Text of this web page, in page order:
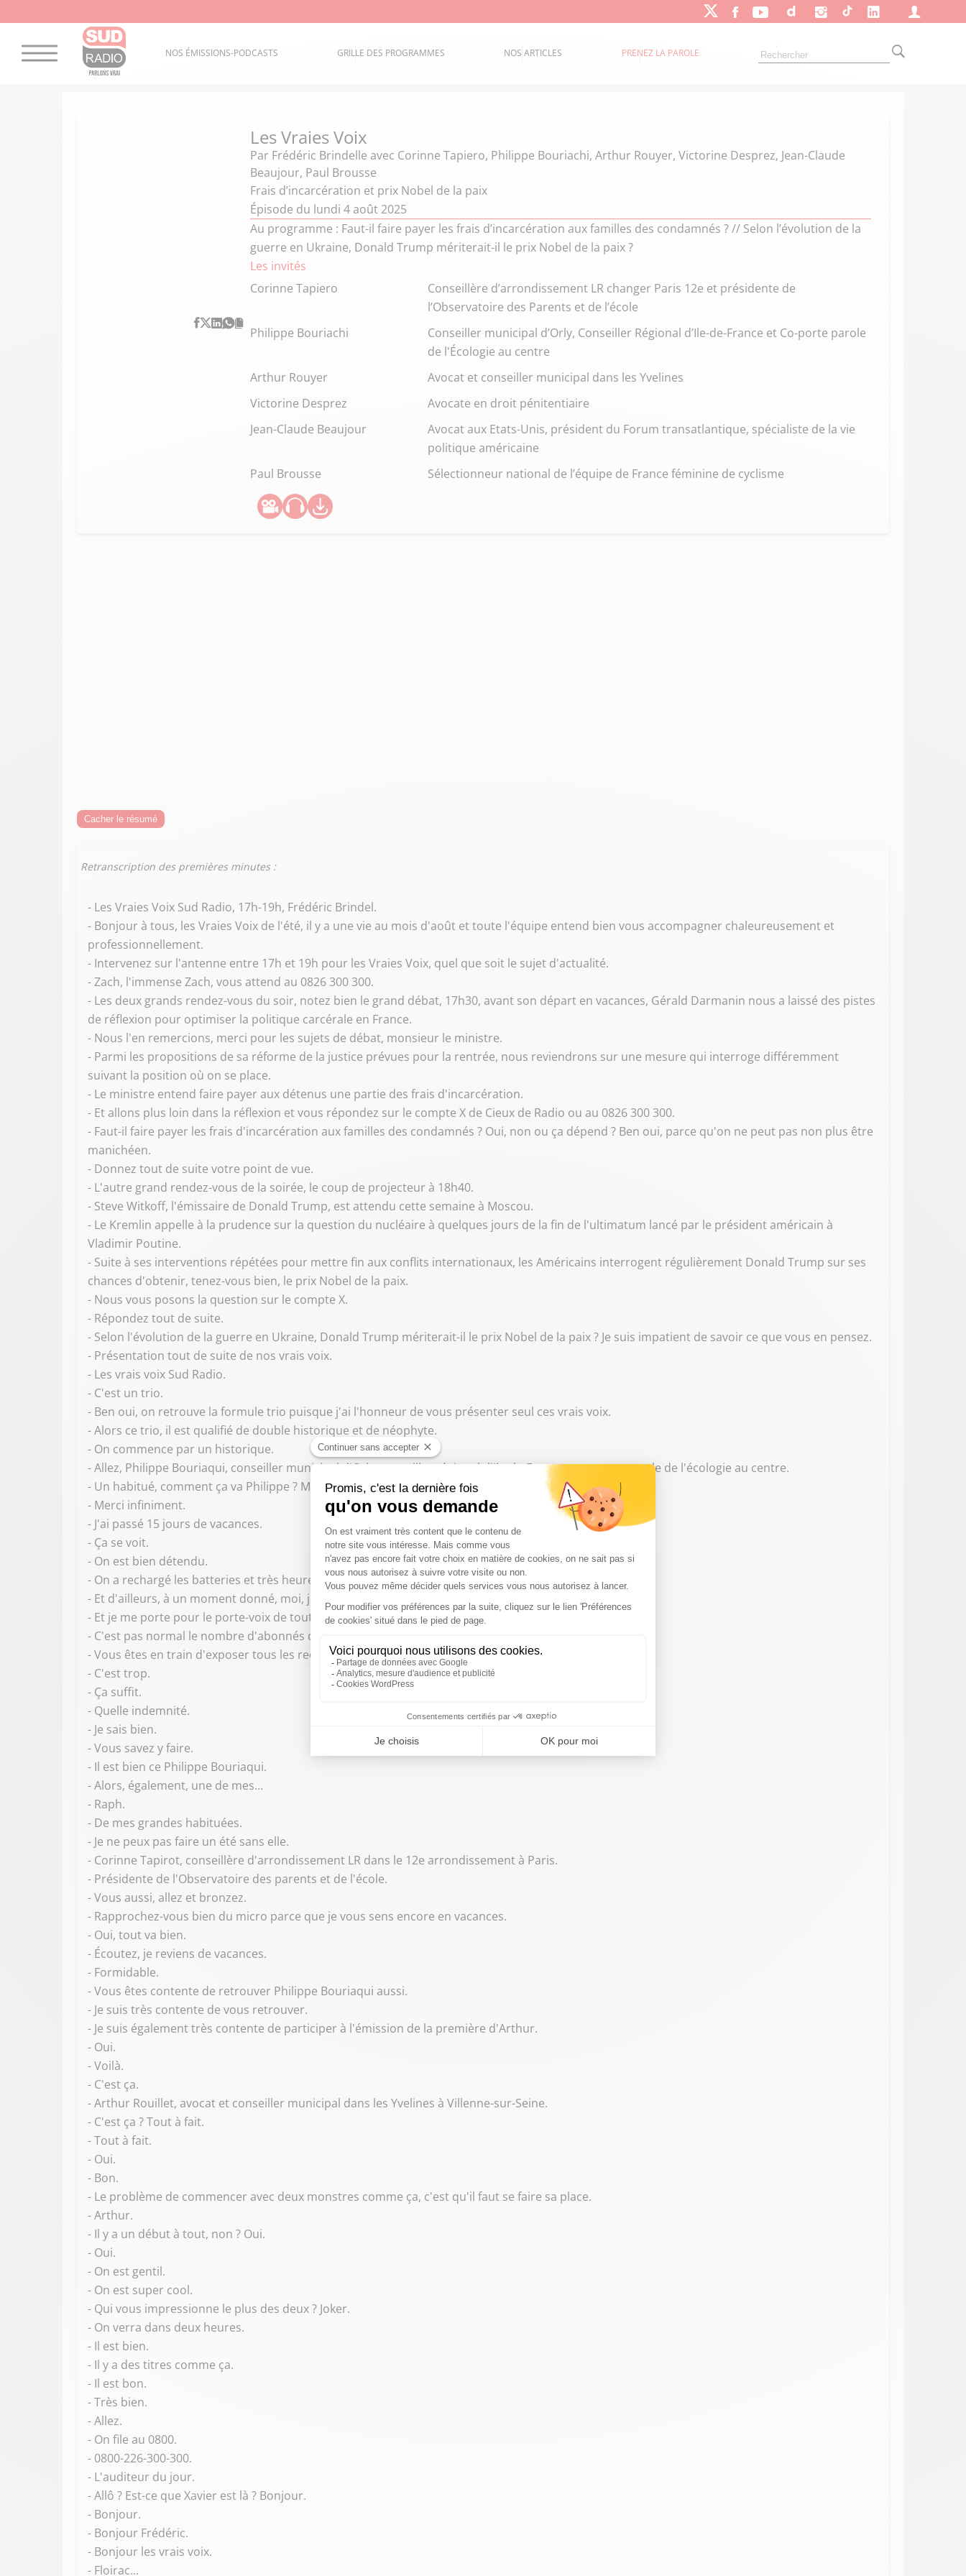
NOS ÉMISSIONS-PODCASTS GRILLE DES PROGRAMMES NOS ARTICLES PRENEZ LA PAROLE
Les Vraies Voix
Par Frédéric Brindelle avec Corinne Tapiero, Philippe Bouriachi, Arthur Rouyer, Victorine Desprez, Jean-Claude
Beaujour, Paul Brousse
Frais d’incarcération et prix Nobel de la paix
Épisode du lundi 4 août 2025
Au programme : Faut-il faire payer les frais d’incarcération aux familles des condamnés ? // Selon l’évolution de la
guerre en Ukraine, Donald Trump mériterait-il le prix Nobel de la paix ?
Les invités
Corinne Tapiero
Conseillère d’arrondissement LR changer Paris 12e et présidente de
l’Observatoire des Parents et de l’école
Philippe Bouriachi
Conseiller municipal d’Orly, Conseiller Régional d’Ile-de-France et Co-porte parole
de l'Écologie au centre
Arthur Rouyer
Avocat et conseiller municipal dans les Yvelines
Victorine Desprez
Avocate en droit pénitentiaire
Jean-Claude Beaujour
Avocat aux Etats-Unis, président du Forum transatlantique, spécialiste de la vie
politique américaine
Paul Brousse
Sélectionneur national de l’équipe de France féminine de cyclisme
Cacher le résumé
Retranscription des premières minutes :
- Les Vraies Voix Sud Radio, 17h-19h, Frédéric Brindel.
- Bonjour à tous, les Vraies Voix de l'été, il y a une vie au mois d'août et toute l'équipe entend bien vous accompagner chaleureusement et
professionnellement.
- Intervenez sur l'antenne entre 17h et 19h pour les Vraies Voix, quel que soit le sujet d'actualité.
- Zach, l'immense Zach, vous attend au 0826 300 300.
- Les deux grands rendez-vous du soir, notez bien le grand débat, 17h30, avant son départ en vacances, Gérald Darmanin nous a laissé des pistes
de réflexion pour optimiser la politique carcérale en France.
- Nous l'en remercions, merci pour les sujets de débat, monsieur le ministre.
- Parmi les propositions de sa réforme de la justice prévues pour la rentrée, nous reviendrons sur une mesure qui interroge différemment
suivant la position où on se place.
- Le ministre entend faire payer aux détenus une partie des frais d'incarcération.
- Et allons plus loin dans la réflexion et vous répondez sur le compte X de Cieux de Radio ou au 0826 300 300.
- Faut-il faire payer les frais d'incarcération aux familles des condamnés ? Oui, non ou ça dépend ? Ben oui, parce qu'on ne peut pas non plus être
manichéen.
- Donnez tout de suite votre point de vue.
- L'autre grand rendez-vous de la soirée, le coup de projecteur à 18h40.
- Steve Witkoff, l'émissaire de Donald Trump, est attendu cette semaine à Moscou.
- Le Kremlin appelle à la prudence sur la question du nucléaire à quelques jours de la fin de l'ultimatum lancé par le président américain à
Vladimir Poutine.
- Suite à ses interventions répétées pour mettre fin aux conflits internationaux, les Américains interrogent régulièrement Donald Trump sur ses
chances d'obtenir, tenez-vous bien, le prix Nobel de la paix.
- Nous vous posons la question sur le compte X.
- Répondez tout de suite.
- Selon l'évolution de la guerre en Ukraine, Donald Trump mériterait-il le prix Nobel de la paix ? Je suis impatient de savoir ce que vous en pensez.
- Présentation tout de suite de nos vrais voix.
- Les vrais voix Sud Radio.
- C'est un trio.
- Ben oui, on retrouve la formule trio puisque j'ai l'honneur de vous présenter seul ces vrais voix.
- Alors ce trio, il est qualifié de double historique et de néophyte.
- On commence par un historique.
- Allez, Philippe Bouriaqui, conseiller municipal d'Orly, conseiller régional d'Ile-de-France et coporte-parole de l'écologie au centre.
- Un habitué, comment ça va Philippe ? Merci.
- Merci infiniment.
- J'ai passé 15 jours de vacances.
- Ça se voit.
- On est bien détendu.
- On a rechargé les batteries et très heureux d'être parmi vous avec vos auditeurs.
- Et d'ailleurs, à un moment donné, moi, je vais quand même pousser un coup de gueule.
- Et je me porte pour le porte-voix de toutes les radios.
- C'est pas normal le nombre d'abonnés que vous avez.
- Vous êtes en train d'exposer tous les records.
- C'est trop.
- Ça suffit.
- Quelle indemnité.
- Je sais bien.
- Vous savez y faire.
- Il est bien ce Philippe Bouriaqui.
- Alors, également, une de mes...
- Raph.
- De mes grandes habituées.
- Je ne peux pas faire un été sans elle.
- Corinne Tapirot, conseillère d'arrondissement LR dans le 12e arrondissement à Paris.
- Présidente de l'Observatoire des parents et de l'école.
- Vous aussi, allez et bronzez.
- Rapprochez-vous bien du micro parce que je vous sens encore en vacances.
- Oui, tout va bien.
- Écoutez, je reviens de vacances.
- Formidable.
- Vous êtes contente de retrouver Philippe Bouriaqui aussi.
- Je suis très contente de vous retrouver.
- Je suis également très contente de participer à l'émission de la première d'Arthur.
- Oui.
- Voilà.
- C'est ça.
- Arthur Rouillet, avocat et conseiller municipal dans les Yvelines à Villenne-sur-Seine.
- C'est ça ? Tout à fait.
- Tout à fait.
- Oui.
- Bon.
- Le problème de commencer avec deux monstres comme ça, c'est qu'il faut se faire sa place.
- Arthur.
- Il y a un début à tout, non ? Oui.
- Oui.
- On est gentil.
- On est super cool.
- Qui vous impressionne le plus des deux ? Joker.
- On verra dans deux heures.
- Il est bien.
- Il y a des titres comme ça.
- Il est bon.
- Très bien.
- Allez.
- On file au 0800.
- 0800-226-300-300.
- L'auditeur du jour.
- Allô ? Est-ce que Xavier est là ? Bonjour.
- Bonjour.
- Bonjour Frédéric.
- Bonjour les vrais voix.
- Floirac...